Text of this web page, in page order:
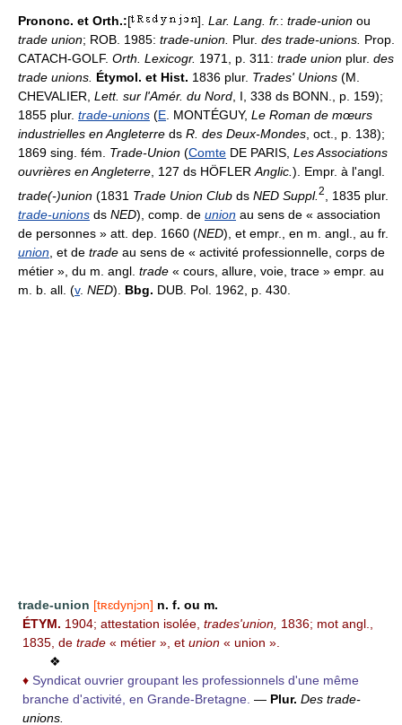
Prononc. et Orth.:[ ]. Lar. Lang. fr. : trade-union ou
trade union; ROB. 1985: trade-union. Plur. des trade-unions. Prop.
CATACH-GOLF. Orth. Lexicogr. 1971, p. 311: trade union plur. des
trade unions. Étymol. et Hist. 1836 plur. Trades' Unions (M.
CHEVALIER, Lett. sur l'Amér. du Nord , I, 338 ds BONN., p. 159);
1855 plur. trade-unions (E . MONTÉGUY, Le Roman de mœurs
industrielles en Angleterre ds R. des Deux-Mondes , oct., p. 138);
1869 sing. fém. Trade-Union (Comte DE PARIS, Les Associations
ouvrières en Angleterre , 127 ds HÖFLER Anglic. ). Empr. à l'angl.
trade(-)union (1831 Trade Union Club ds NED Suppl. 2
, 1835 plur.
trade-unions ds NED), comp. de union au sens de « association
de personnes » att. dep. 1660 (NED), et empr., en m. angl., au fr.
union , et de trade au sens de « activité professionnelle, corps de
métier », du m. angl. trade « cours, allure, voie, trace » empr. au
m. b. all. (v. NED). Bbg. DUB. Pol. 1962, p. 430.
trade-union [tʀɛdynjɔn] n. f. ou m.
ÉTYM. 1904; attestation isolée, trades'union, 1836; mot angl.,
1835, de trade « métier », et union « union ».
❖
♦ Syndicat ouvrier groupant les professionnels d'une même
branche d'activité, en Grande-Bretagne. — Plur. Des trade-
unions.